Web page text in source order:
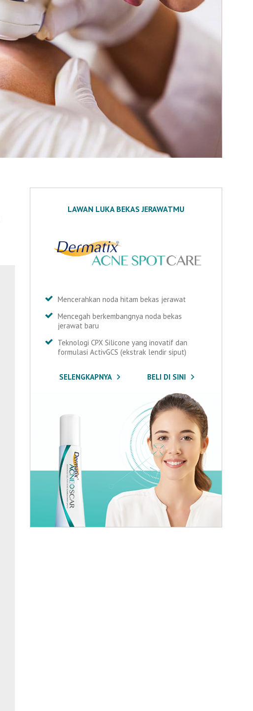
LAWAN LUKA BEKAS JERAWATMU
Mencerahkan noda hitam bekas jerawat
Mencegah berkembangnya noda bekas
jerawat baru
Teknologi CPX Silicone yang inovatif dan
formulasi ActivGCS (ekstrak lendir siput)
SELENGKAPNYA BELI DI SINI